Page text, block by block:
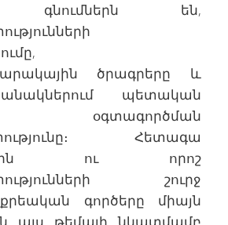
գնումներն են,
ծրագրերը և
պետական
օգտագործման
Հետագա
ու որոշ
շուրջ
գործերը միայն